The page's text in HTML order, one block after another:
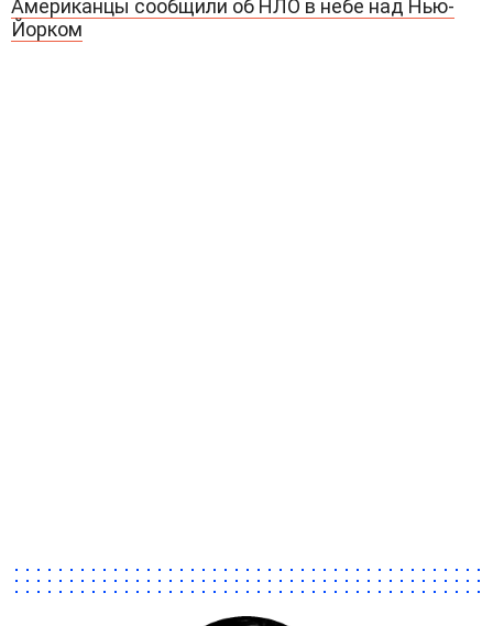
Американцы сообщили об НЛО в небе над Нью-
Йорком